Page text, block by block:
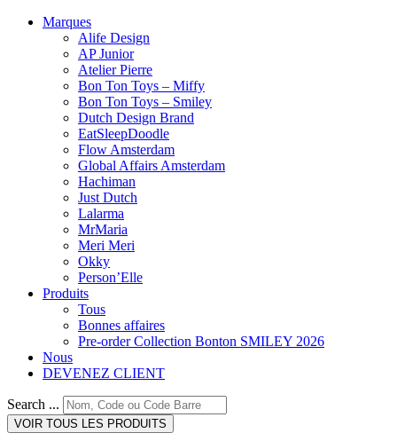
Marques
Alife Design
AP Junior
Atelier Pierre
Bon Ton Toys – Miffy
Bon Ton Toys – Smiley
Dutch Design Brand
EatSleepDoodle
Flow Amsterdam
Global Affairs Amsterdam
Hachiman
Just Dutch
Lalarma
MrMaria
Meri Meri
Okky
Person’Elle
Produits
Tous
Bonnes affaires
Pre-order Collection Bonton SMILEY 2026
Nous
DEVENEZ CLIENT
Search ...
VOIR TOUS LES PRODUITS